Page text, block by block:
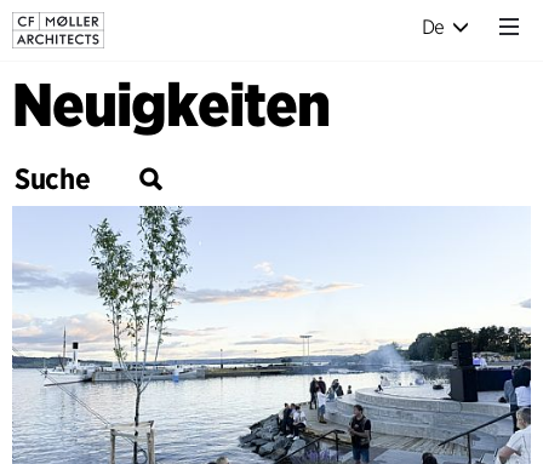
De
Neuigkeiten